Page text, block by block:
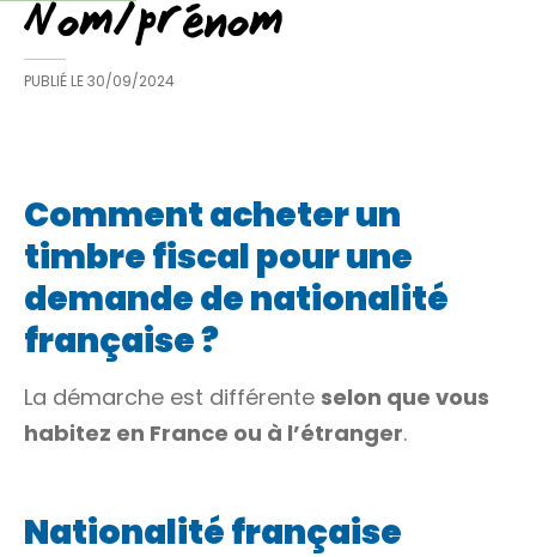
Nom/prénom
PUBLIÉ LE30/09/2024
Comment acheter un
timbre fiscal pour une
demande de nationalité
française ?
La démarche est différente selon que vous
habitez en France ou à l’étranger.
Nationalité française